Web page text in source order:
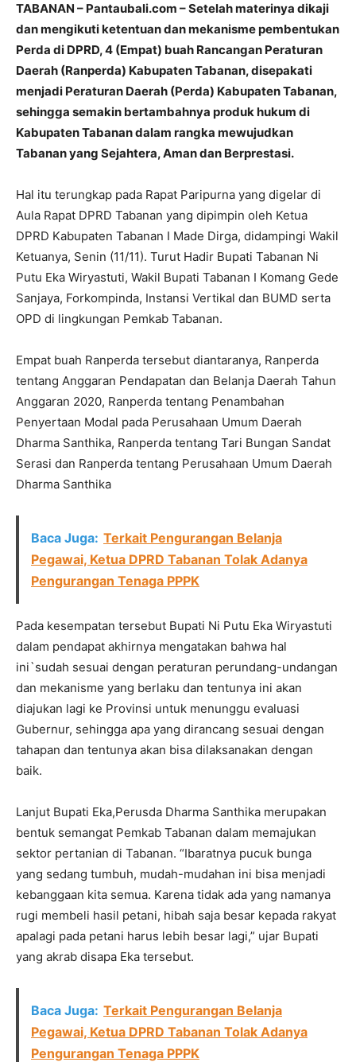
TABANAN – Pantaubali.com – Setelah materinya dikaji
dan mengikuti ketentuan dan mekanisme pembentukan
Perda di DPRD, 4 (Empat) buah Rancangan Peraturan
Daerah (Ranperda) Kabupaten Tabanan, disepakati
menjadi Peraturan Daerah (Perda) Kabupaten Tabanan,
sehingga semakin bertambahnya produk hukum di
Kabupaten Tabanan dalam rangka mewujudkan
Tabanan yang Sejahtera, Aman dan Berprestasi.
Hal itu terungkap pada Rapat Paripurna yang digelar di
Aula Rapat DPRD Tabanan yang dipimpin oleh Ketua
DPRD Kabupaten Tabanan I Made Dirga, didampingi Wakil
Ketuanya, Senin (11/11). Turut Hadir Bupati Tabanan Ni
Putu Eka Wiryastuti, Wakil Bupati Tabanan I Komang Gede
Sanjaya, Forkompinda, Instansi Vertikal dan BUMD serta
OPD di lingkungan Pemkab Tabanan.
Empat buah Ranperda tersebut diantaranya, Ranperda
tentang Anggaran Pendapatan dan Belanja Daerah Tahun
Anggaran 2020, Ranperda tentang Penambahan
Penyertaan Modal pada Perusahaan Umum Daerah
Dharma Santhika, Ranperda tentang Tari Bungan Sandat
Serasi dan Ranperda tentang Perusahaan Umum Daerah
Dharma Santhika
Baca Juga: Terkait Pengurangan Belanja
Pegawai, Ketua DPRD Tabanan Tolak Adanya
Pengurangan Tenaga PPPK
Pada kesempatan tersebut Bupati Ni Putu Eka Wiryastuti
dalam pendapat akhirnya mengatakan bahwa hal
ini`sudah sesuai dengan peraturan perundang-undangan
dan mekanisme yang berlaku dan tentunya ini akan
diajukan lagi ke Provinsi untuk menunggu evaluasi
Gubernur, sehingga apa yang dirancang sesuai dengan
tahapan dan tentunya akan bisa dilaksanakan dengan
baik.
Lanjut Bupati Eka,Perusda Dharma Santhika merupakan
bentuk semangat Pemkab Tabanan dalam memajukan
sektor pertanian di Tabanan. “Ibaratnya pucuk bunga
yang sedang tumbuh, mudah-mudahan ini bisa menjadi
kebanggaan kita semua. Karena tidak ada yang namanya
rugi membeli hasil petani, hibah saja besar kepada rakyat
apalagi pada petani harus lebih besar lagi,” ujar Bupati
yang akrab disapa Eka tersebut.
Baca Juga: Terkait Pengurangan Belanja
Pegawai, Ketua DPRD Tabanan Tolak Adanya
Pengurangan Tenaga PPPK